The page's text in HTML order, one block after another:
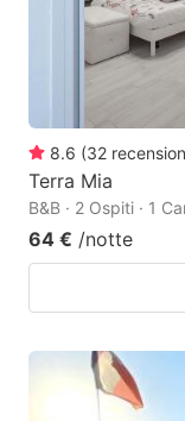
8.6 (32
Terra Mia
B&B · 2 Ospiti · 1
64 € /notte